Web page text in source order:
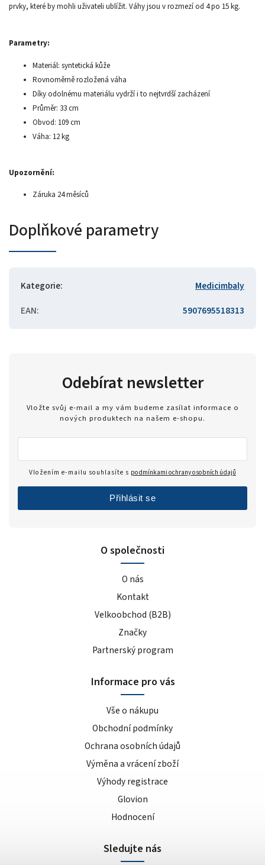
prvky, které by mohli uživateli ublížit. Váhy jsou v rozmezí od 4 po 15 kg.
Parametry:
Materiál: syntetická kůže
Rovnoměrně rozložená váha
Díky odolnému materiálu vydrží i to nejtvrdší zacházení
Průměr: 33 cm
Obvod: 109 cm
Váha: 12 kg
Upozornění:
Záruka 24 měsíců
Doplňkové parametry
Kategorie:
Medicimbaly
EAN: 5907695518313
O společnosti
O nás
Kontakt
Velkoobchod (B2B)
Značky
Partnerský program
Informace pro vás
Vše o nákupu
Obchodní podmínky
Ochrana osobních údajů
Výměna a vrácení zboží
Výhody registrace
Glovion
Hodnocení
Odebírat newsletter
Vložte svůj e-mail a my vám budeme zasílat informace o
nových produktech na našem e-shopu.
Vložením e-mailu souhlasíte s podmínkami ochrany osobních údajů
Přihlásit se
Sledujte nás